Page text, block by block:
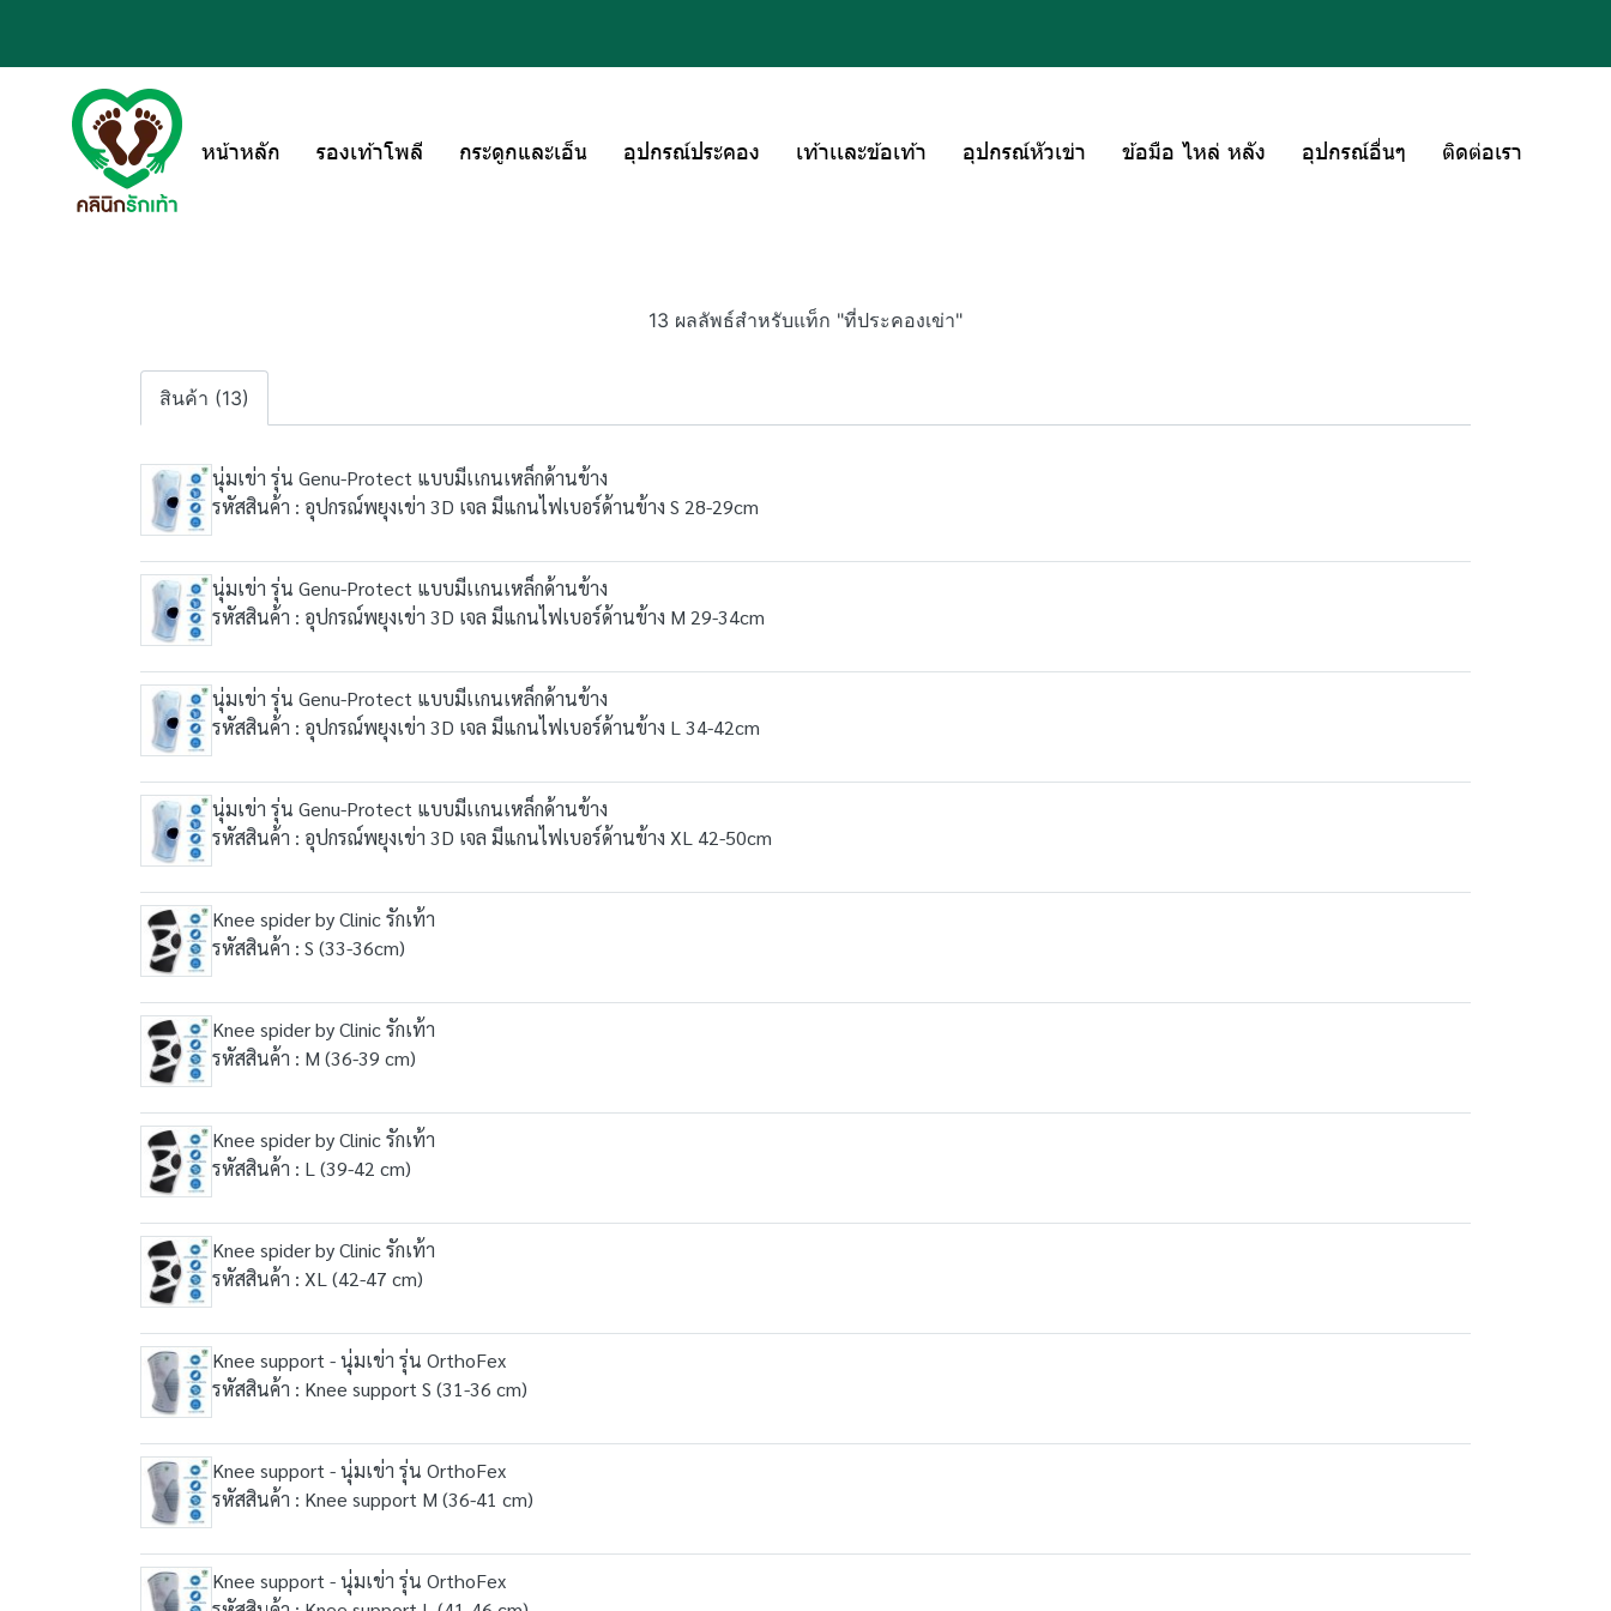
หน้าหลัก รองเท้าโพลี กระดูกและเอ็น อุปกรณ์ประคอง เท้าเเละข้อเท้า อุปกรณ์หัวเข่า ข้อมือ ไหล่ หลัง อุปกรณ์อื่นๆ ติดต่อเรา
13 ผลลัพธ์สำหรับแท็ก "ที่ประคองเข่า"
สินค้า (13)
นุ่มเข่า รุ่น Genu-Protect แบบมีเเกนเหล็กด้านข้าง
รหัสสินค้า : อุปกรณ์พยุงเข่า 3D เจล มีแกนไฟเบอร์ด้านข้าง S 28-29cm
นุ่มเข่า รุ่น Genu-Protect แบบมีเเกนเหล็กด้านข้าง
รหัสสินค้า : อุปกรณ์พยุงเข่า 3D เจล มีแกนไฟเบอร์ด้านข้าง M 29-34cm
นุ่มเข่า รุ่น Genu-Protect แบบมีเเกนเหล็กด้านข้าง
รหัสสินค้า : อุปกรณ์พยุงเข่า 3D เจล มีแกนไฟเบอร์ด้านข้าง L 34-42cm
นุ่มเข่า รุ่น Genu-Protect แบบมีเเกนเหล็กด้านข้าง
รหัสสินค้า : อุปกรณ์พยุงเข่า 3D เจล มีแกนไฟเบอร์ด้านข้าง XL 42-50cm
Knee spider by Clinic รักเท้า
รหัสสินค้า : S (33-36cm)
Knee spider by Clinic รักเท้า
รหัสสินค้า : M (36-39 cm)
Knee spider by Clinic รักเท้า
รหัสสินค้า : L (39-42 cm)
Knee spider by Clinic รักเท้า
รหัสสินค้า : XL (42-47 cm)
Knee support - นุ่มเข่า รุ่น OrthoFex
รหัสสินค้า : Knee support S (31-36 cm)
Knee support - นุ่มเข่า รุ่น OrthoFex
รหัสสินค้า : Knee support M (36-41 cm)
Knee support - นุ่มเข่า รุ่น OrthoFex